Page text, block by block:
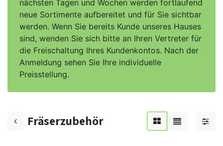
nächsten Tagen und Wochen werden fortlaufend
neue Sortimente aufbereitet und für Sie sichtbar
werden. Wenn Sie bereits Kunde unseres Hauses
sind, wenden Sie sich bitte an Ihren Vertreter für
die Freischaltung Ihres Kundenkontos. Nach der
Anmeldung sehen Sie Ihre individuelle
Preisstellung.
Fräserzubehör